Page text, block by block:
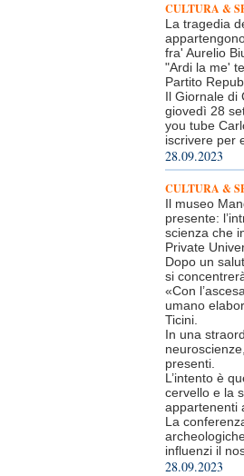
CULTURA &
La tragedia
fra' Aurelio
"Ardi la me'
Partito
Il Giornale di
giovedì 28
you tube
iscrivere per
28.09.2023
CULTURA &
Il museo
presente:
scienza che
Private
Dopo un
si
«Con
umano
Ticini.
In una
presenti.
L’intento è
cervello e la
appartenenti
La
influenzi il
28.09.2023